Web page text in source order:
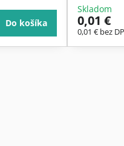
Do košíka
Skladom
0,01 €
0,01 € bez